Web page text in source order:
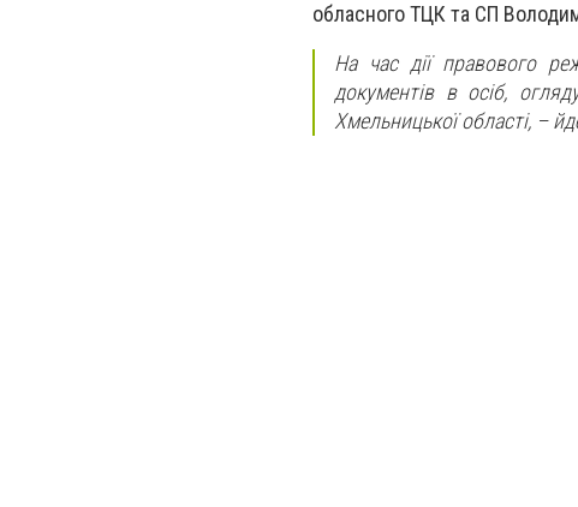
обласного ТЦК та СП
На час дії правового
документів в осіб,
Хмельницької області, –